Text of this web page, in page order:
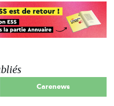
Carenews